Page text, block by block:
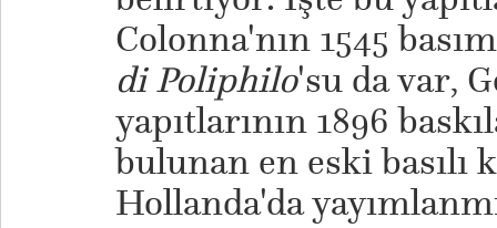
Colonna'nın 1545
di Poliphilo'su da var,
yapıtlarının 1896
bulunan en eski basılı
Hollanda'da